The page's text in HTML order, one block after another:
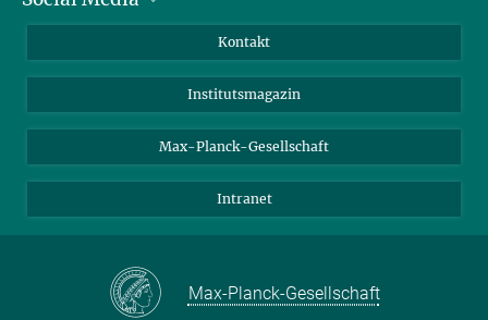
Schulen
Studierende
Facebook
YouTube
Kontakt
Institutsmagazin
Max-Planck-Gesellschaft
Intranet
Max-Planck-Gesellschaft